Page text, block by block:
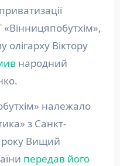
Віктору
народний
належало
з Санкт-
року Вищий
передав його